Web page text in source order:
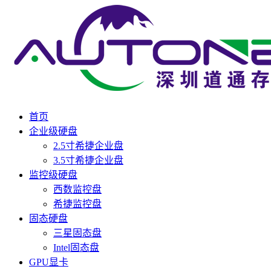
首页
企业级硬盘
2.5寸希捷企业盘
3.5寸希捷企业盘
监控级硬盘
西数监控盘
希捷监控盘
固态硬盘
三星固态盘
Intel固态盘
GPU显卡